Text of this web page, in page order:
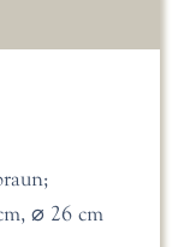
⌀ 26 cm